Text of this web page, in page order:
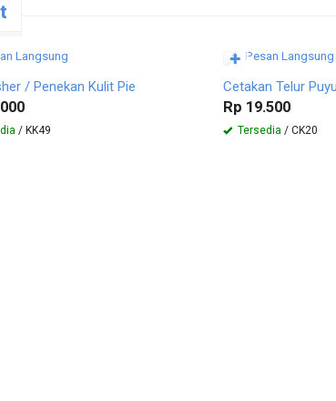
Langsung
/ Penekan Kulit Pie
/ KK49
Pesan Langsung
Cetakan Telur
Rp 19.500
Tersedia / CK20
✚